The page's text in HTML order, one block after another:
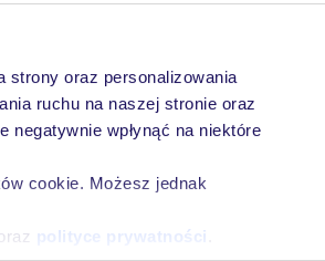
strony oraz personalizowania
ruchu na naszej stronie oraz
negatywnie wpłynąć na niektóre
cookie. Możesz jednak
polityce prywatności
o Twojej rezerwacji w myTUI
Zapisz się